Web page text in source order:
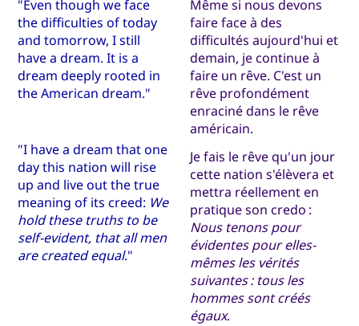
"Even though we face
the difficulties of today
and tomorrow, I still
have a dream. It is a
dream deeply rooted in
the American dream."
Même si nous devons
faire face à des
difficultés aujourd'hui et
demain, je continue à
faire un rêve. C'est un
rêve profondément
enraciné dans le rêve
américain.
"I have a dream that one
day this nation will rise
up and live out the true
meaning of its creed: We
hold these truths to be
self-evident, that all men
are created equal."
Je fais le rêve qu'un jour
cette nation s'élèvera et
mettra réellement en
pratique son credo :
Nous tenons pour
évidentes pour elles-
mêmes les vérités
suivantes : tous les
hommes sont créés
égaux.